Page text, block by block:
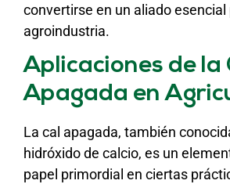
convertirse en un aliado esencial
agroindustria.
Aplicaciones de la
Apagada en
La cal apagada, también
hidróxido de calcio, es un
papel primordial en ciertas